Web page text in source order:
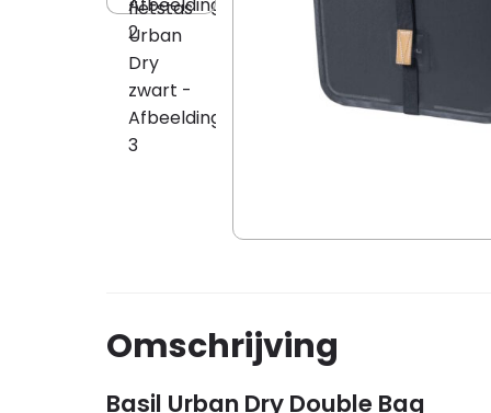
Omschrijving
Basil Urban Dry Double Bag